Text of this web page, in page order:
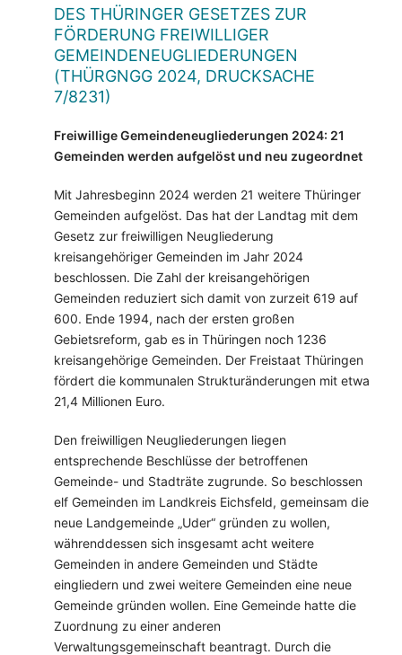
DES THÜRINGER GESETZES ZUR
FÖRDERUNG FREIWILLIGER
GEMEINDENEUGLIEDERUNGEN
(THÜRGNGG 2024, DRUCKSACHE
7/8231)
Freiwillige Gemeindeneugliederungen 2024: 21
Gemeinden werden aufgelöst und neu zugeordnet
Mit Jahresbeginn 2024 werden 21 weitere Thüringer
Gemeinden aufgelöst. Das hat der Landtag mit dem
Gesetz zur freiwilligen Neugliederung
kreisangehöriger Gemeinden im Jahr 2024
beschlossen. Die Zahl der kreisangehörigen
Gemeinden reduziert sich damit von zurzeit 619 auf
600. Ende 1994, nach der ersten großen
Gebietsreform, gab es in Thüringen noch 1236
kreisangehörige Gemeinden. Der Freistaat Thüringen
fördert die kommunalen Strukturänderungen mit etwa
21,4 Millionen Euro.
Den freiwilligen Neugliederungen liegen
entsprechende Beschlüsse der betroffenen
Gemeinde- und Stadträte zugrunde. So beschlossen
elf Gemeinden im Landkreis Eichsfeld, gemeinsam die
neue Landgemeinde „Uder“ gründen zu wollen,
währenddessen sich insgesamt acht weitere
Gemeinden in andere Gemeinden und Städte
eingliedern und zwei weitere Gemeinden eine neue
Gemeinde gründen wollen. Eine Gemeinde hatte die
Zuordnung zu einer anderen
Verwaltungsgemeinschaft beantragt. Durch die